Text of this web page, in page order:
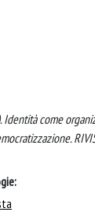
Identità come